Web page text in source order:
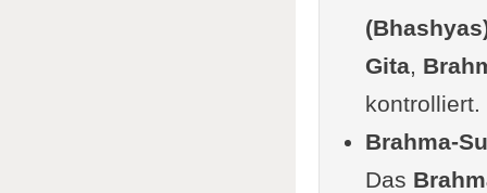
Gita,
kontrolliert.
Brahma-
Das